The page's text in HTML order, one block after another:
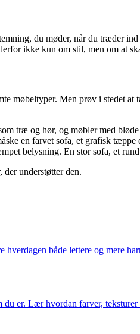
du møder, når du træder
ikke kun om stil, men om at
møbeltyper. Men prøv i stedet
træ og hør, og møbler med
en farvet sofa, et grafisk tæppe
belysning. En stor sofa, et
understøtter den.
både lettere og mere
er. Lær hvordan farver,